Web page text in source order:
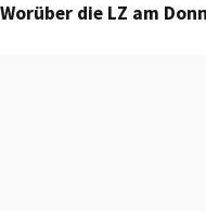
Worüber die LZ am